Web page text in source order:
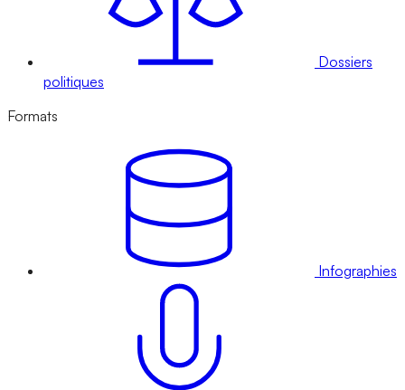
Dossiers
politiques
Formats
Infographies